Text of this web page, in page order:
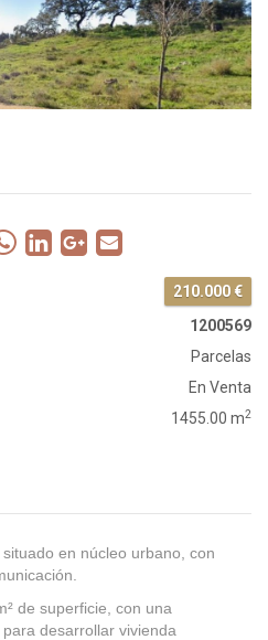
alauda
210.000 €
1200569
Parcelas
En Venta
1455.00 m2
en núcleo urbano, con
de superficie, con una
desarrollar vivienda